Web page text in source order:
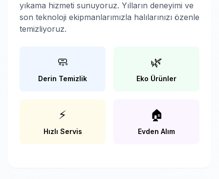
yıkama hizmeti sunuyoruz. Yılların deneyimi ve
son teknoloji ekipmanlarımızla halılarınızı özenle
temizliyoruz.
🧼
Derin Temizlik
🌿
Eko Ürünler
⚡
Hızlı Servis
🏠
Evden Alım